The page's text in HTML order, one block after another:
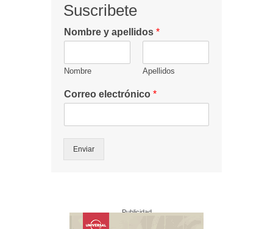
Suscribete
Nombre y apellidos *
Nombre Apellidos
Correo electrónico *
Enviar
Publicidad